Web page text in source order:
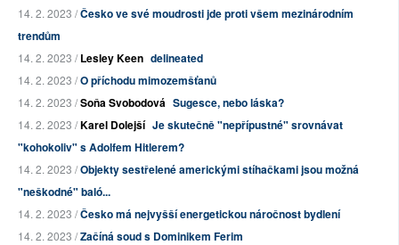
14. 2. 2023 /Česko ve své moudrosti jde proti všem mezinárodním
trendům
14. 2. 2023 /Lesley Keen delineated
14. 2. 2023 /O příchodu mimozemšťanů
14. 2. 2023 /Soňa Svobodová Sugesce, nebo láska?
14. 2. 2023 /Karel Dolejší Je skutečně "nepřípustné" srovnávat
"kohokoliv" s Adolfem Hitlerem?
14. 2. 2023 /Objekty sestřelené americkými stíhačkami jsou možná
"neškodné" baló...
14. 2. 2023 /Česko má nejvyšší energetickou náročnost bydlení
14. 2. 2023 /Začíná soud s Dominikem Ferim